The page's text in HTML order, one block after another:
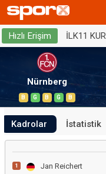
Hızlı Erişim İLK11 KUR
Nürnberg
B G B G B
Kadrolar İstatistik
1 Jan Reichert